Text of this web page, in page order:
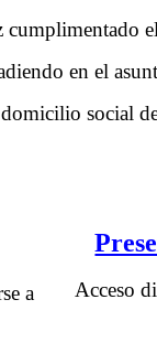
cumplimentado el
en el
domicilio social
a
Acceso